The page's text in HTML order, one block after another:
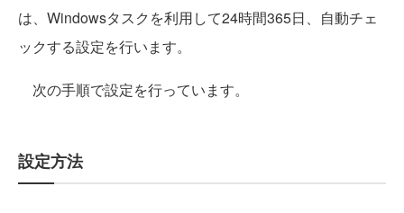
は、Windowsタスクを利用して24時間365日、自動チェ
ックする設定を行います。
次の手順で設定を行っています。
設定方法